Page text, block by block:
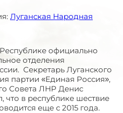
Луганская Народная
официально
отделения
Секретарь Луганского
партии «Единая Россия»,
Совета ЛНР Денис
в республике шествие
еще с 2015 года.